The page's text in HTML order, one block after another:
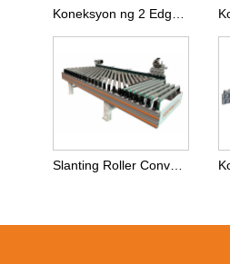
Koneksyon ng 2 Edgebanding Machine